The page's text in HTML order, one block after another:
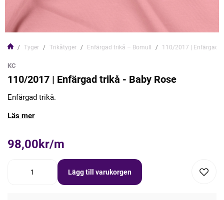
Tyger Trikåtyger Enfärgad trikå – Bomull 110/2017 | Enfärgad
KC
110/2017 | Enfärgad trikå - Baby Rose
Enfärgad trikå.
Läs mer
98,00kr/m
Lägg till varukorgen